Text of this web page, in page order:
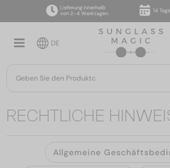
Lieferung innerhalb
von 2–4 Werktagen
14
DE
RECHTLICHE
Allgemeine